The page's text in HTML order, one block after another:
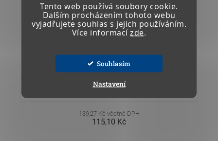
Tento web používá soubory cookie.
Dalším procházením tohoto webu
vyjadřujete souhlas s jejich používáním.
Více informací zde.
Souhlasím
Nastavení
ODMĚRNÁ NÁDOBA S VÝLEVKOU 1 l
Skladem
139,27 Kč včetně DPH
115,10 Kč